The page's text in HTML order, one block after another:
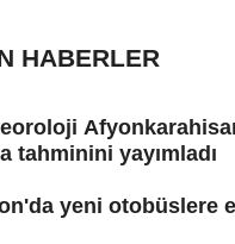
HABERLER
tahminini yayımladı
yeni otobüslere